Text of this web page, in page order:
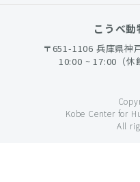
こうべ
〒651-1106 兵庫県神
10:00 ~ 17:00（休
Kobe Center for
All